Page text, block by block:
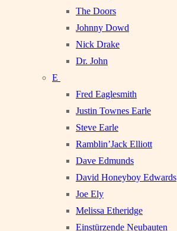
The Doors
Johnny Dowd
Nick Drake
Dr. John
E
Fred Eaglesmith
Justin Townes Earle
Steve Earle
Ramblin’Jack Elliott
Dave Edmunds
David Honeyboy Edwards
Joe Ely
Melissa Etheridge
Einstürzende Neubauten